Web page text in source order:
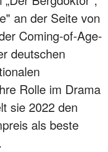
an der Seite von
Coming-of-Age-
deutschen
Rolle im Drama
sie 2022 den
als beste